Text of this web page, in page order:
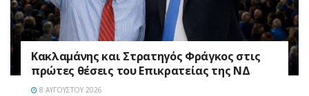
Κακλαμάνης και Στρατηγός Φράγκος στις
πρώτες θέσεις του Επικρατείας της ΝΔ
8 ΑΥΓΟΎΣΤΟΥ 2026